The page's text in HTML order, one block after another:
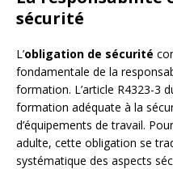
sécurité
L’obligation de sécurité
fondamentale de la
formation. L’article R4323-3
formation adéquate à la
d’équipements de travail.
adulte, cette obligation se
systématique des aspects